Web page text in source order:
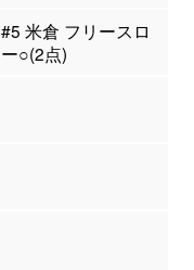
#5 米倉 フリースロ
ー○(2点)